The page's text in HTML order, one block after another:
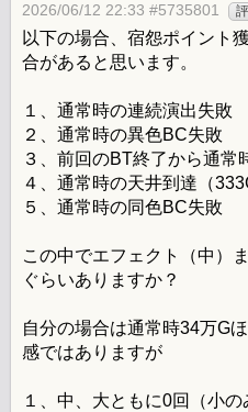
2026/06/12 22:33 #5735801 評
以下の場合、宿怨ポイント
合があると思います。
１、通常時の連続演出失敗
２、通常時の異色BC失敗
３、前回のBT終了から通常
４、通常時の天井到達（
５、通常時の同色BC失敗
この中でエフェクト（中）
ぐらいありますか？
自分の場合は通常時34万G
感ではありますが
１、中、大ともに0回（小の